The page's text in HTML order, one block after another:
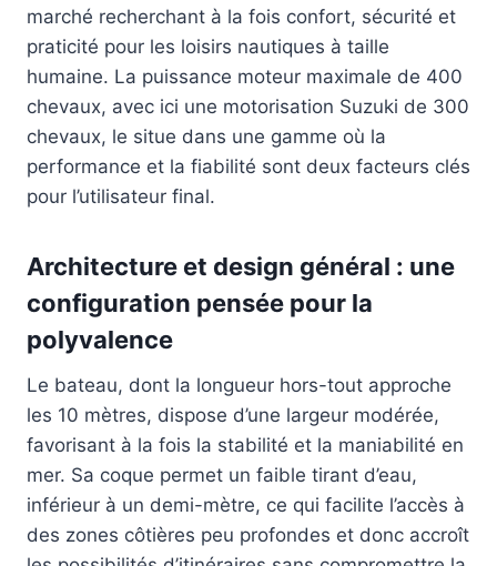
marché recherchant à la fois confort, sécurité et
praticité pour les loisirs nautiques à taille
humaine. La puissance moteur maximale de 400
chevaux, avec ici une motorisation Suzuki de 300
chevaux, le situe dans une gamme où la
performance et la fiabilité sont deux facteurs clés
pour l’utilisateur final.
Architecture et design général : une
configuration pensée pour la
polyvalence
Le bateau, dont la longueur hors-tout approche
les 10 mètres, dispose d’une largeur modérée,
favorisant à la fois la stabilité et la maniabilité en
mer. Sa coque permet un faible tirant d’eau,
inférieur à un demi-mètre, ce qui facilite l’accès à
des zones côtières peu profondes et donc accroît